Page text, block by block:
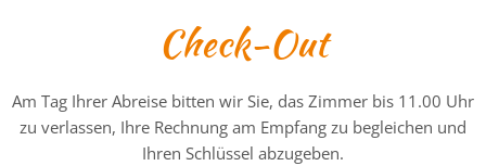
Check-Out
Am Tag Ihrer Abreise bitten wir Sie, das Zimmer bis 11.00 Uhr
zu verlassen, Ihre Rechnung am Empfang zu begleichen und
Ihren Schlüssel abzugeben.